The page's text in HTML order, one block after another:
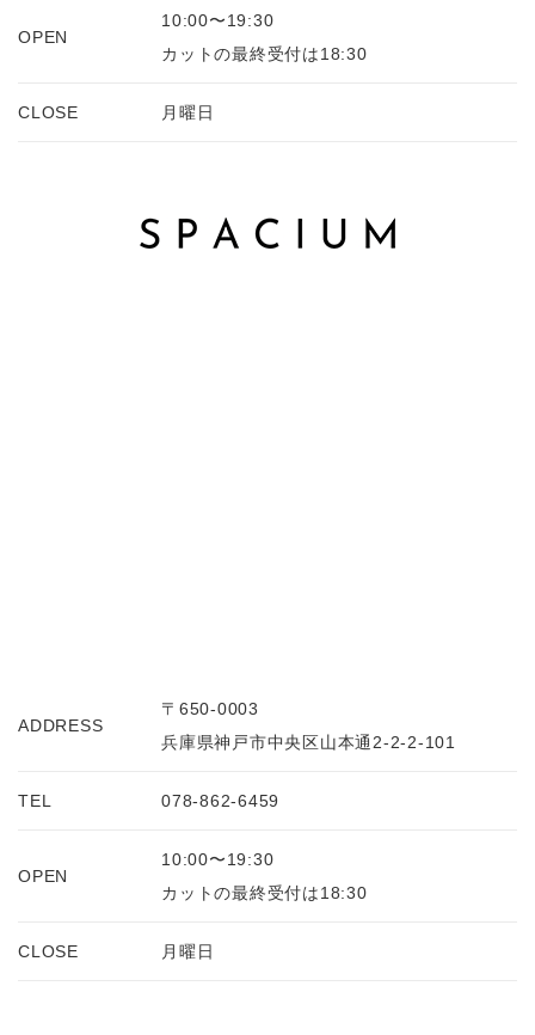
OPEN
10:00〜19:30
カットの最終受付は18:30
CLOSE 月曜日
ADDRESS
〒650-0003
兵庫県神戸市中央区山本通2-2-2-101
TEL 078-862-6459
OPEN
10:00〜19:30
カットの最終受付は18:30
CLOSE 月曜日